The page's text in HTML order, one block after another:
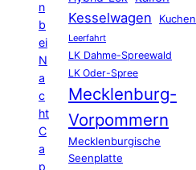
n
b
ei
N
a
c
ht
C
a
p
Kesselwagen Kuchen
Leerfahrt
LK Dahme-Spreewald
LK Oder-Spree
Mecklenburg-
Vorpommern
Mecklenburgische
Seenplatte